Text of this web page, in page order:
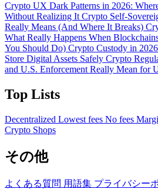
Crypto UX Dark Patterns in 2026:
Without Realizing It Crypto Self-
Really Means (And Where It Breaks)
What Really Happens When
You Should Do) Crypto Custody in
Store Digital Assets Safely Crypto
and U.S. Enforcement Really Mean for
Top Lists
Decentralized Lowest fees No fees
Crypto Shops
その他
よくある質問 用語集 プライバシー